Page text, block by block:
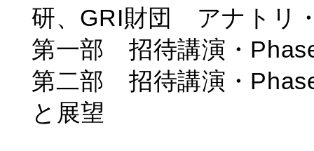
研、GRI財団 アナトリ
第一部 招待講演・
第二部 招待講演・
と展望